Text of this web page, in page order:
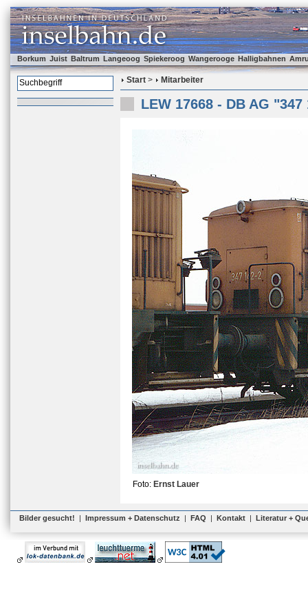
Borkum Juist Baltrum Langeoog Spiekeroog Wangerooge Halligbahnen
Start > Mitarbeiter
LEW 17668 - DB AG "347
Foto: Ernst Lauer
Bilder gesucht! | Impressum + Datenschutz | FAQ | Kontakt | Literatur +